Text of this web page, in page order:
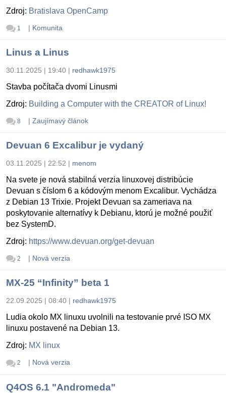
Zdroj: Bratislava OpenCamp
1 | Komunita
Linus a Linus
30.11.2025 | 19:40 | redhawk1975
Stavba počítača dvomi Linusmi
Zdroj: Building a Computer with the CREATOR of Linux!
8 | Zaujímavý článok
Devuan 6 Excalibur je vydaný
03.11.2025 | 22:52 | menom
Na svete je nová stabilná verzia linuxovej distribúcie
Devuan s číslom 6 a kódovým menom Excalibur. Vychádza
z Debian 13 Trixie. Projekt Devuan sa zameriava na
poskytovanie alternatívy k Debianu, ktorú je možné použiť
bez SystemD.
Zdroj: https://www.devuan.org/get-devuan
2 | Nová verzia
MX-25 “Infinity” beta 1
22.09.2025 | 08:40 | redhawk1975
Ludia okolo MX linuxu uvolnili na testovanie prvé ISO MX
linuxu postavené na Debian 13.
Zdroj: MX linux
2 | Nová verzia
Q4OS 6.1 "Andromeda"